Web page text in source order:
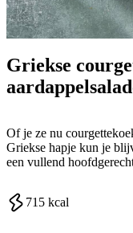
Griekse
Of je ze nu
Griekse hapje kun je
een vullend
715 kcal